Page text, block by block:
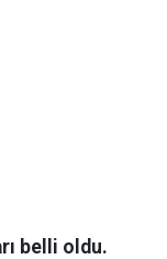
belli oldu.